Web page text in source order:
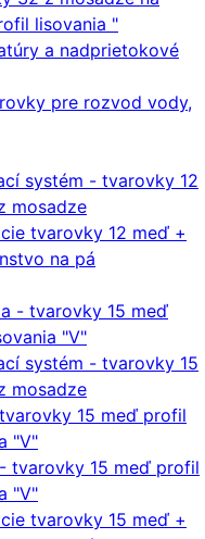
lisovania "
a nadprietokové
pre rozvod vody,
systém - tvarovky 12
mosadze
tvarovky 12 meď +
na pá
- tvarovky 15 meď
"V"
systém - tvarovky 15
mosadze
15 meď profil
"V"
- tvarovky 15 meď profil
"V"
tvarovky 15 meď +